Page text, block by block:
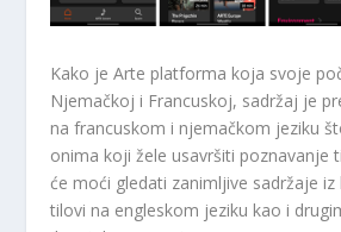
Kako je Arte platforma koja svoje
Njemačkoj i Francuskoj, sadržaj je
na francuskom i njemačkom jeziku
onima koji žele usavršiti poznavanje
će moći gledati zanimljive sadržaje iz
tilovi na engleskom jeziku kao i